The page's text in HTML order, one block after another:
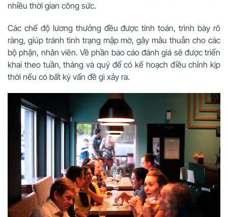
nhiều thời gian công sức.
Các chế độ lương thưởng đều được tính toán, trình bày rõ
ràng, giúp tránh tình trạng mập mờ, gây mâu thuẫn cho các
bộ phận, nhân viên. Về phần báo cáo đánh giá sẽ được triển
khai theo tuần, tháng và quý để có kế hoạch điều chỉnh kịp
thời nếu có bất kỳ vấn đề gì xảy ra.